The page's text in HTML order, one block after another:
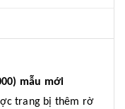
mẫu mới
trang bị thêm rờ